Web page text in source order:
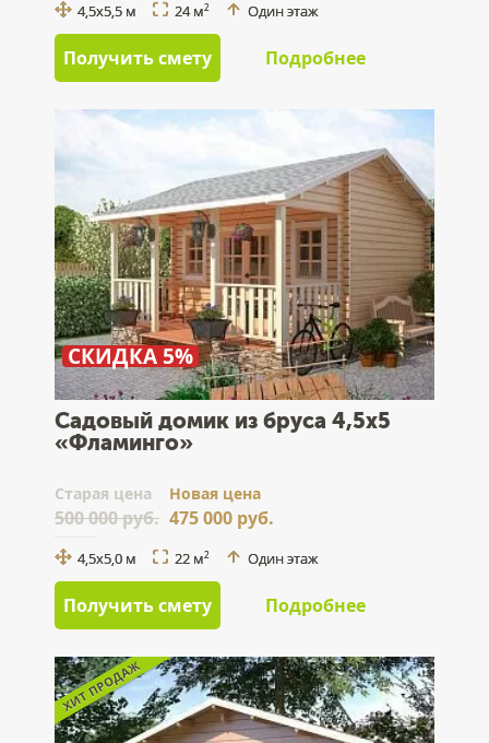
4,5х5,5 м 24 м2 Один этаж
Получить смету Подробнее
СКИДКА 5%
Садовый домик из бруса 4,5х5
«Фламинго»
Cтарая цена
500 000 руб.
Новая цена
475 000 руб.
4,5х5,0 м 22 м2 Один этаж
Получить смету Подробнее